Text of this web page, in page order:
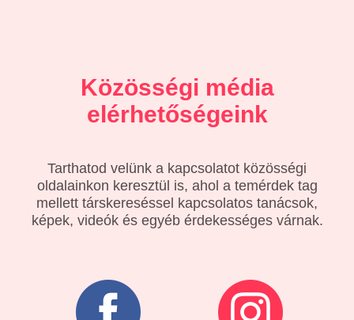
Közösségi média
elérhetőségeink
Tarthatod velünk a kapcsolatot közösségi
oldalainkon keresztül is, ahol a temérdek tag
mellett társkereséssel kapcsolatos tanácsok,
képek, videók és egyéb érdekességes várnak.